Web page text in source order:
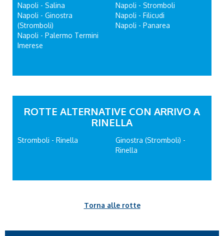
Napoli - Salina
Napoli - Ginostra
(Stromboli)
Napoli - Palermo Termini
Imerese
Napoli - Stromboli
Napoli - Filicudi
Napoli - Panarea
ROTTE ALTERNATIVE CON ARRIVO A
RINELLA
Stromboli - Rinella
Ginostra (Stromboli) -
Rinella
Torna alle rotte